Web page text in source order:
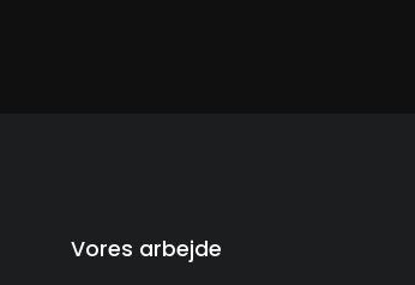
Vores arbejde